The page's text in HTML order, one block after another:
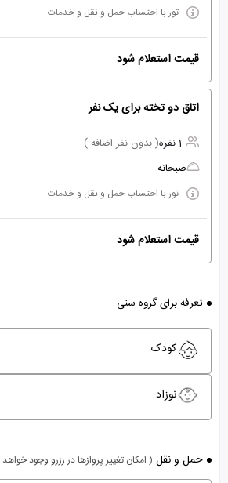
تور با احتساب حمل و نقل و خدمات
قیمت استعلام شود
اتاق دو تخته برای یک نفر
1 نفره
( بدون نفر اضافه )
صبحانه
تور با احتساب حمل و نقل و خدمات
قیمت استعلام شود
تعرفه برای گروه سنی
کودک
نوزاد
حمل و نقل ( امکان تغییر پروازها در رزرو وجود